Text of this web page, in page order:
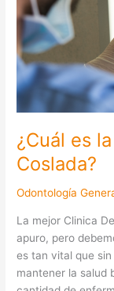
¿Cuál es
Coslada?
Odontología
La mejor Clinica
apuro, pero
es tan vital que
mantener la salud